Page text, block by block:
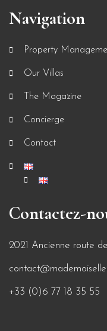
Navigation
Property
Our Villas
The Magazine
Concierge
Contact
Contactez-
2021 Ancienne route
+33 (0)6 77 18 35 55